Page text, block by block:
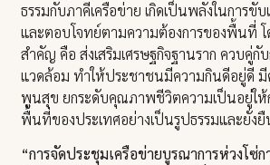
ธรรมกับภาคีเครือข่าย เกิดเป็นพลังในการขั
และตอบโจทย์ตามความต้องการของพื้นที่
สำคัญ คือ ส่งเสริมเศรษฐกิจฐานราก ควบคู่กั
แวดล้อม ทำให้ประชาชนมีความกินดีอยู่ดี
พูนสุข ยกระดับคุณภาพชีวิตความเป็นอยู่ใ
พื้นที่ของประเทศอย่างเป็นรูปธรรมและยั่งยื
“การจัดประชุมเครือข่ายบูรณาการห่วงโซ่ก